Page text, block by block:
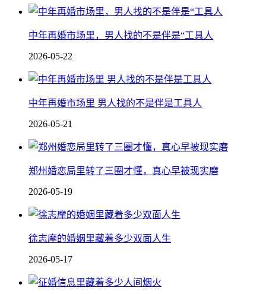
中年再婚市场里，男人找的不是伴是“工具人
2026-05-22
中年再婚市场里 男人找的不是伴是工具人
2026-05-21
郑州婚恋局里转了三圈才懂，真心早被现实磨
2026-05-19
徐志摩的婚姻里藏着多少双面人生
2026-05-17